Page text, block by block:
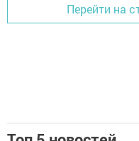
Перейти на